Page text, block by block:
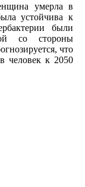
умерла в
устойчива к
были
со стороны
что
человек к 2050